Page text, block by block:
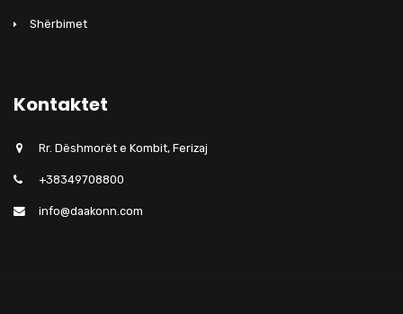
Shërbimet
Kontaktet
Rr. Dëshmorët e Kombit, Ferizaj
+38349708800
info@daakonn.com